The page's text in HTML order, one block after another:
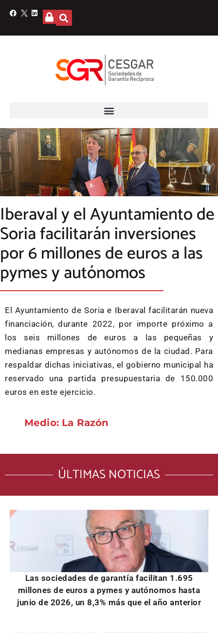
Iberaval y el Ayuntamiento de
Soria facilitarán inversiones
por 6 millones de euros a las
pymes y autónomos
El Ayuntamiento de Soria e Iberaval facilitarán nueva
financiación, durante 2022, por importe próximo a
los seis millones de euros a las pequeñas y
medianas empresas y autónomos de la ciudad. Para
respaldar dichas iniciativas, el gobierno municipal ha
reservado una partida presupuestaria de 150.000
euros en este ejercicio.
Medio: La Razón
ÚLTIMAS NOTICIAS
Las sociedades de garantía facilitan 1.695
millones de euros a pymes y autónomos hasta
junio de 2026, un 8,3% más que el año anterior